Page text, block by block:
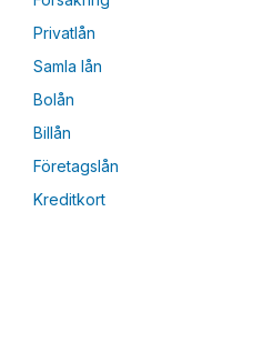
Privatlån
Samla lån
Bolån
Billån
Företagslån
Kreditkort